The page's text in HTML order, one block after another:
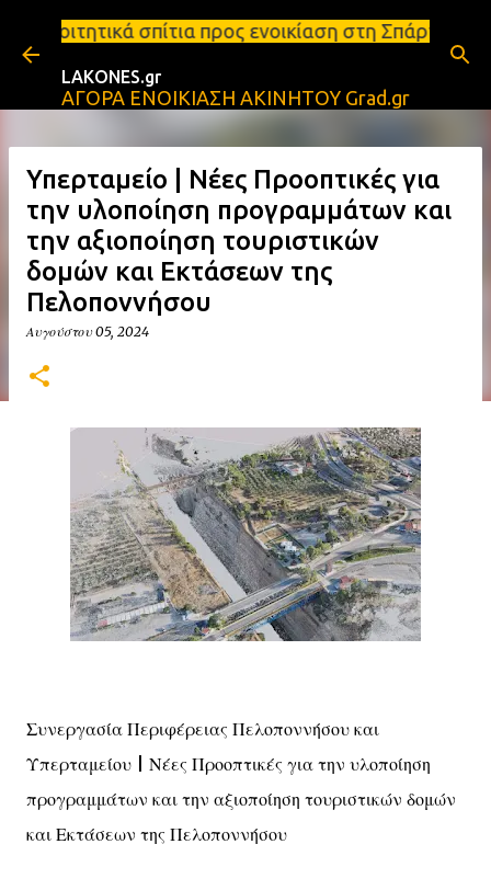
Μετάβαση στο κύριο περιεχόμενο
προς ενοικίαση στη Σπάρτη Ενοικιάσεις
LAKONES.gr
ΑΓΟΡΑ ΕΝΟΙΚΙΑΣΗ ΑΚΙΝΗΤΟΥ Grad.gr
Υπερταμείο | Νέες Προοπτικές για
την υλοποίηση προγραμμάτων και
την αξιοποίηση τουριστικών
δομών και Εκτάσεων της
Πελοποννήσου
Αυγούστου 05, 2024
Συνεργασία Περιφέρειας Πελοποννήσου και
Υπερταμείου | Νέες Προοπτικές για την υλοποίηση
προγραμμάτων και την αξιοποίηση τουριστικών δομών
και Εκτάσεων της Πελοποννήσου